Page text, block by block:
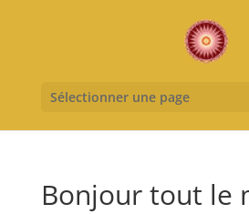
Sélectionner une page
Bonjour tout le